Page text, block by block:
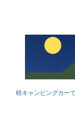
軽キャンピングカー